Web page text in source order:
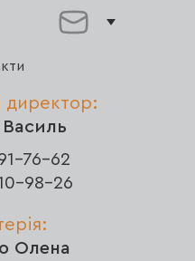
директор:
Василь
76-62
98-26
Олена